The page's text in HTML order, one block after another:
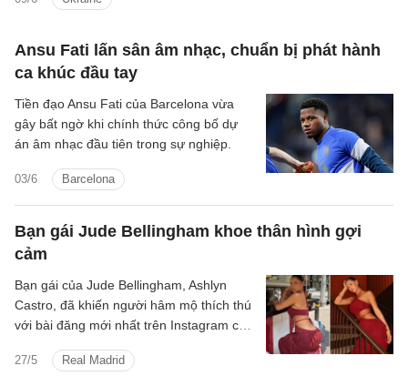
nhiều người nhớ lại biến cố kinh hoàng
Eriksen bị ngừng tim trong trận gặp Phần
Lan.
Ansu Fati lấn sân âm nhạc, chuẩn bị phát hành
ca khúc đầu tay
03/6 Barcelona
Tiền đạo Ansu Fati của Barcelona vừa
gây bất ngờ khi chính thức công bố dự
án âm nhạc đầu tiên trong sự nghiệp.
Bạn gái Jude Bellingham khoe thân hình gợi
cảm
27/5 Real Madrid
Bạn gái của Jude Bellingham, Ashlyn
Castro, đã khiến người hâm mộ thích thú
với bài đăng mới nhất trên Instagram của